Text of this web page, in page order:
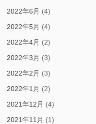
2022年6月 (4)
2022年5月 (4)
2022年4月 (2)
2022年3月 (3)
2022年2月 (3)
2022年1月 (2)
2021年12月 (4)
2021年11月 (1)